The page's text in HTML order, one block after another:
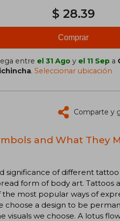
$ 28.39
Comprar
entre el 31 Ago y el 11 Sep a
. Seleccionar ubicación
Comparte y
and What They
significance of different tattoo
form of body art. Tattoos
most popular ways of
choose a design to be
visuals we choose. A lotus